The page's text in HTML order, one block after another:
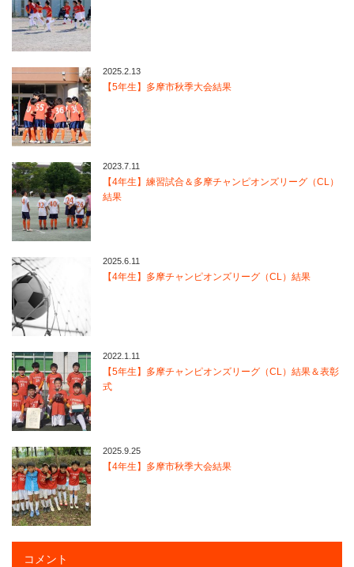
2025.2.13
【5年生】多摩市秋季大会結果
2023.7.11
【4年生】練習試合＆多摩チャンピオンズリーグ（CL）
結果
2025.6.11
【4年生】多摩チャンピオンズリーグ（CL）結果
2022.1.11
【5年生】多摩チャンピオンズリーグ（CL）結果＆表彰
式
2025.9.25
【4年生】多摩市秋季大会結果
コメント